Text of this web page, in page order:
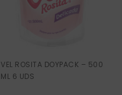
VEL ROSITA DOYPACK – 500
ML 6 UDS